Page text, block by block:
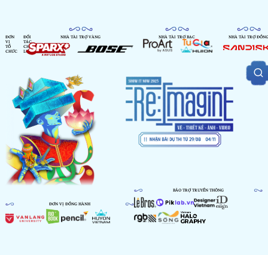
ĐƠN
VỊ
TỔ
CHỨC
ĐỐI
TÁC
CHIẾN
LƯỢC
NHÀ TÀI TRỢ VÀNG NHÀ TÀI TRỢ BẠC NHÀ TÀI TRỢ ĐỒNG
ĐƠN VỊ ĐỒNG HÀNH
BẢO TRỢ TRUYỀN THÔNG